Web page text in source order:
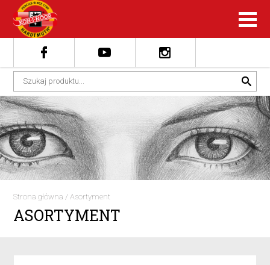
Strona główna /Asortyment
ASORTYMENT